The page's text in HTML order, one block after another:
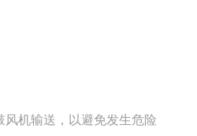
机输送，以避免发生危险